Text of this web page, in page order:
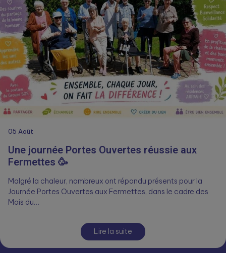
05 Août
Une journée Portes Ouvertes réussie aux
Fermettes 🥳
Malgré la chaleur, nombreux ont répondu présents pour la
Journée Portes Ouvertes aux Fermettes, dans le cadre des
Mois du…
Lire la suite